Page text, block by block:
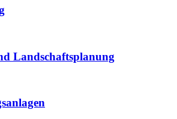
Landschaftsplanung